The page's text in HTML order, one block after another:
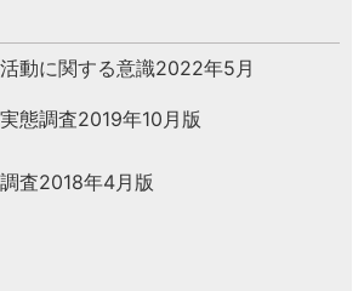
動に関する意識2022年5月
態調査2019年10月版
査2018年4月版